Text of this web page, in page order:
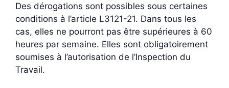
Des dérogations sont possibles sous certaines
conditions à l’article L3121-21. Dans tous les
cas, elles ne pourront pas être supérieures à 60
heures par semaine. Elles sont obligatoirement
soumises à l’autorisation de l’Inspection du
Travail.